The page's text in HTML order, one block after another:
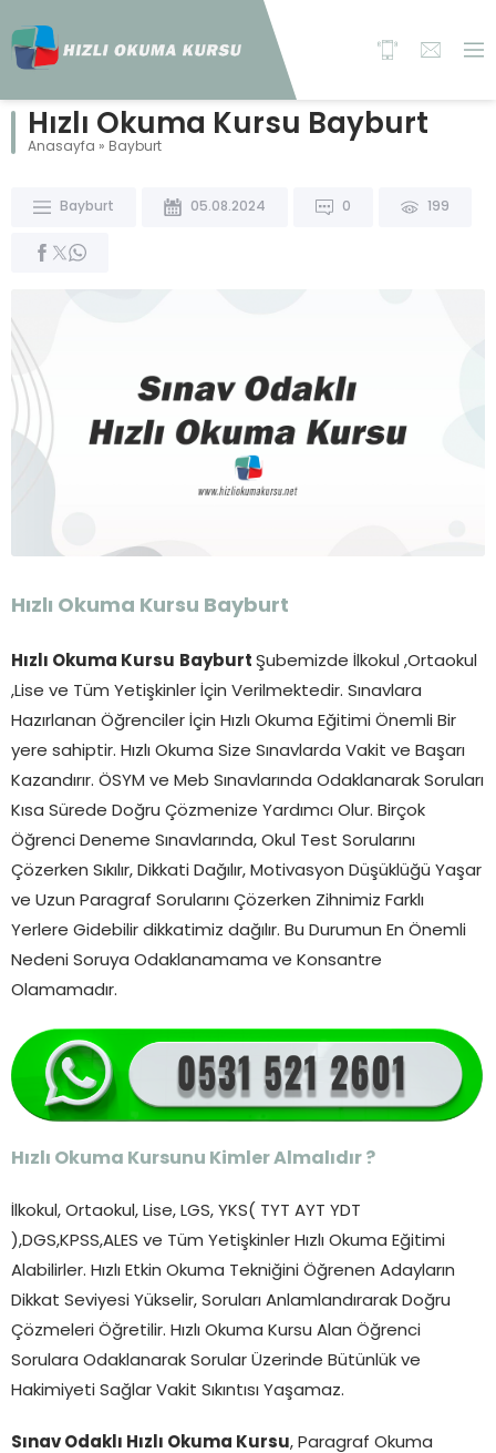
Hızlı Okuma Kursu Bayburt
Anasayfa » Bayburt
Bayburt 05.08.2024 0 199
Hızlı Okuma Kursu Bayburt
Hızlı Okuma Kursu Bayburt Şubemizde İlkokul ,Ortaokul
,Lise ve Tüm Yetişkinler İçin Verilmektedir. Sınavlara
Hazırlanan Öğrenciler İçin Hızlı Okuma Eğitimi Önemli Bir
yere sahiptir. Hızlı Okuma Size Sınavlarda Vakit ve Başarı
Kazandırır. ÖSYM ve Meb Sınavlarında Odaklanarak Soruları
Kısa Sürede Doğru Çözmenize Yardımcı Olur. Birçok
Öğrenci Deneme Sınavlarında, Okul Test Sorularını
Çözerken Sıkılır, Dikkati Dağılır, Motivasyon Düşüklüğü Yaşar
ve Uzun Paragraf Sorularını Çözerken Zihnimiz Farklı
Yerlere Gidebilir dikkatimiz dağılır. Bu Durumun En Önemli
Nedeni Soruya Odaklanamama ve Konsantre
Olamamadır.
Hızlı Okuma Kursunu Kimler Almalıdır ?
İlkokul, Ortaokul, Lise, LGS, YKS( TYT AYT YDT
),DGS,KPSS,ALES ve Tüm Yetişkinler Hızlı Okuma Eğitimi
Alabilirler. Hızlı Etkin Okuma Tekniğini Öğrenen Adayların
Dikkat Seviyesi Yükselir, Soruları Anlamlandırarak Doğru
Çözmeleri Öğretilir. Hızlı Okuma Kursu Alan Öğrenci
Sorulara Odaklanarak Sorular Üzerinde Bütünlük ve
Hakimiyeti Sağlar Vakit Sıkıntısı Yaşamaz.
Sınav Odaklı Hızlı Okuma Kursu , Paragraf Okuma